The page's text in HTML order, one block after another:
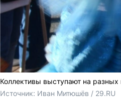
Коллективы выступают на
Источник: Иван Митюшёв / 29.RU